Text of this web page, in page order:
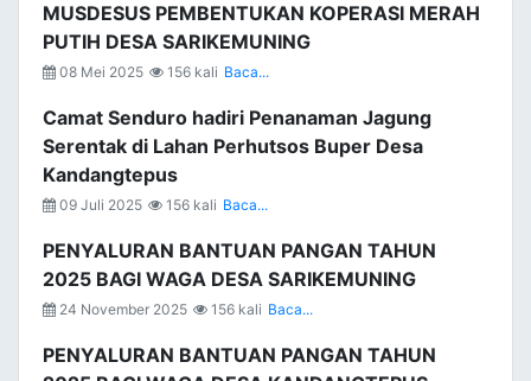
MUSDESUS PEMBENTUKAN KOPERASI MERAH
PUTIH DESA SARIKEMUNING
08 Mei 2025 156 kali Baca...
Camat Senduro hadiri Penanaman Jagung
Serentak di Lahan Perhutsos Buper Desa
Kandangtepus
09 Juli 2025 156 kali Baca...
PENYALURAN BANTUAN PANGAN TAHUN
2025 BAGI WAGA DESA SARIKEMUNING
24 November 2025 156 kali Baca...
PENYALURAN BANTUAN PANGAN TAHUN